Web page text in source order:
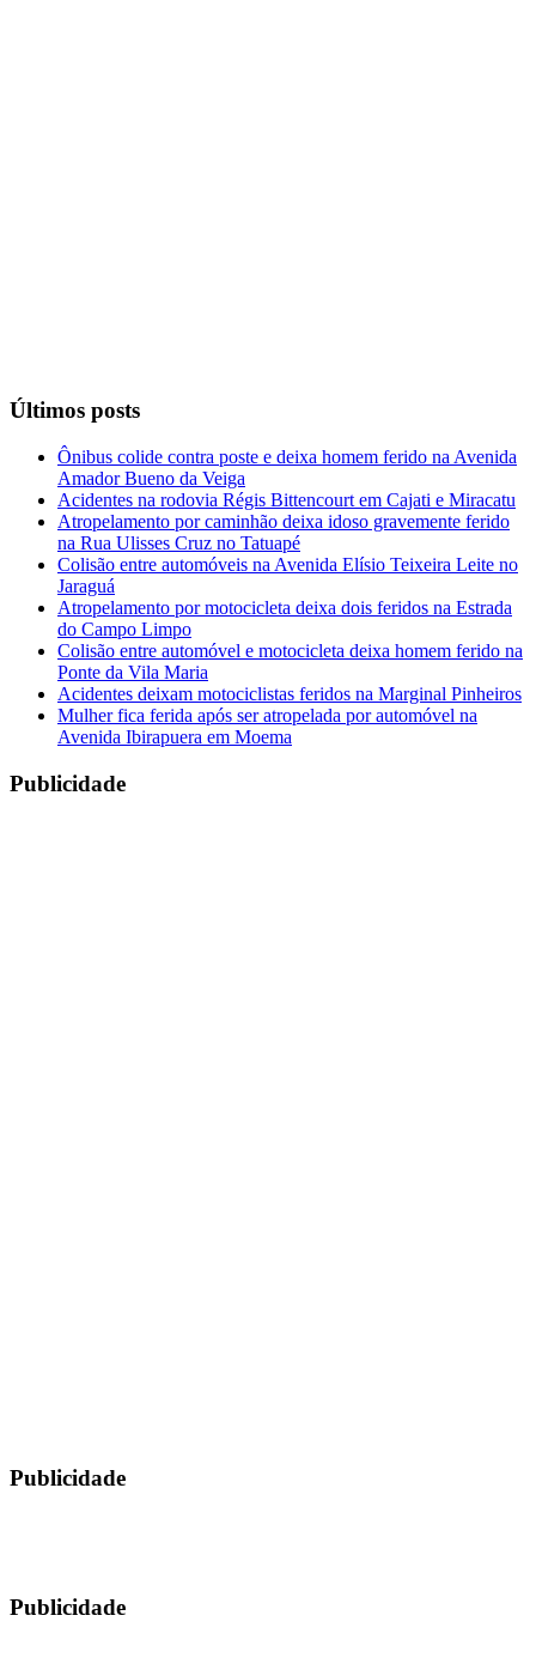
Últimos posts
Ônibus colide contra poste e deixa homem ferido na Avenida
Amador Bueno da Veiga
Acidentes na rodovia Régis Bittencourt em Cajati e Miracatu
Atropelamento por caminhão deixa idoso gravemente ferido
na Rua Ulisses Cruz no Tatuapé
Colisão entre automóveis na Avenida Elísio Teixeira Leite no
Jaraguá
Atropelamento por motocicleta deixa dois feridos na Estrada
do Campo Limpo
Colisão entre automóvel e motocicleta deixa homem ferido na
Ponte da Vila Maria
Acidentes deixam motociclistas feridos na Marginal Pinheiros
Mulher fica ferida após ser atropelada por automóvel na
Avenida Ibirapuera em Moema
Publicidade
Publicidade
Publicidade